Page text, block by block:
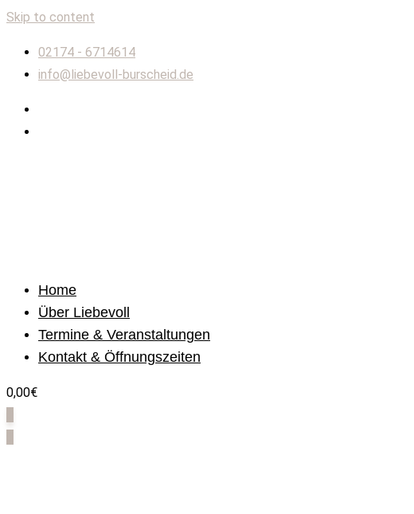
Skip to content
02174 - 6714614
info@liebevoll-burscheid.de
Home
Über Liebevoll
Termine & Veranstaltungen
Kontakt & Öffnungszeiten
0,00€